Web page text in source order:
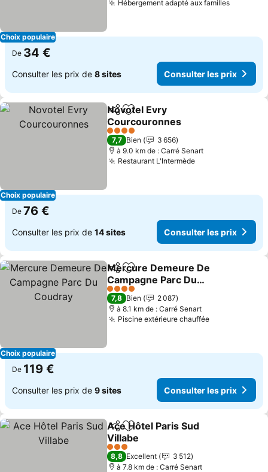
Choix populaire
Hébergement adapté aux familles
De 34 €
Consulter les prix de 8 sites Consulter les prix
Choix populaire
PartagerAjouter à mes favoris
Novotel Evry
Courcouronnes
Consulter les prix
4 Étoiles
7,7 Bien
3 656
à 9.0 km de : Carré Senart
Restaurant L'IntermèdeConsulter les
De 76 €
Consulter les prix de 14 sites Consulter les prix
Choix populaire
PartagerAjouter à mes favoris
Mercure Demeure De
Campagne Parc Du
Coudray
Consulter les prix
4 Étoiles
7,8 Bien
2 087
à 8.1 km de : Carré Senart
Piscine extérieure chaufféeConsulter
De 119 €
Consulter les prix de 9 sites Consulter les prix
PartagerAjouter à mes favoris
Ace Hôtel Paris Sud
Villabe
Consulter les prix
3 Étoiles
8,8 Excellent
3 512
à 7.8 km de : Carré Senart